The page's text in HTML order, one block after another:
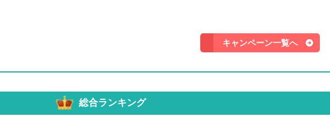
キャンペーン一覧へ
総合ランキング